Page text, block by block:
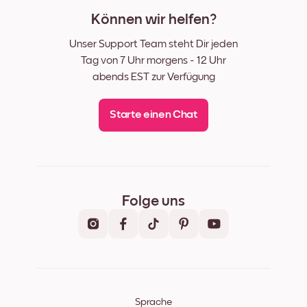
Können wir helfen?
Unser Support Team steht Dir jeden
Tag von 7 Uhr morgens - 12 Uhr
abends EST zur Verfügung
Starte einen Chat
Folge uns
Sprache